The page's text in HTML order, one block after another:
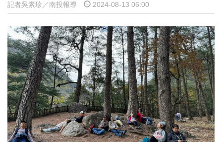
記者吳素珍／南投報導 2024-08-13 06:00